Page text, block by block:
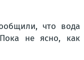
что вода
не ясно, как